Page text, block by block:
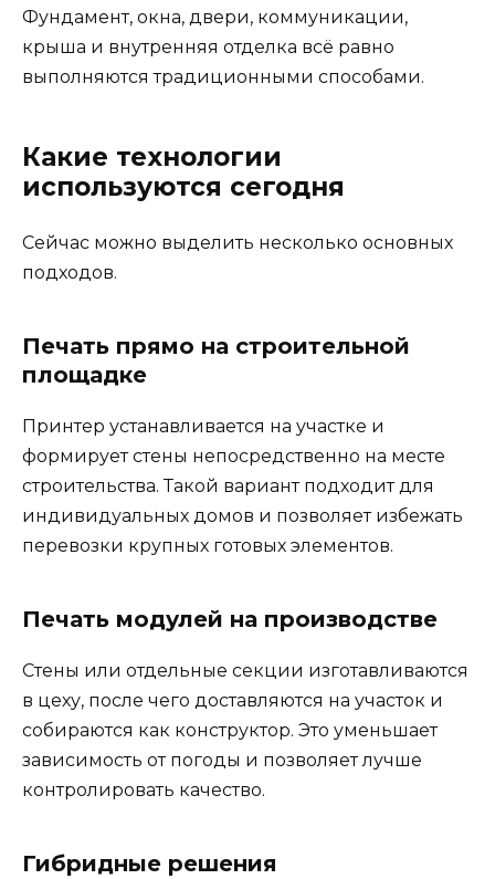
Фундамент, окна, двери, коммуникации,
крыша и внутренняя отделка всё равно
выполняются традиционными способами.
Какие технологии
используются сегодня
Сейчас можно выделить несколько основных
подходов.
Печать прямо на строительной
площадке
Принтер устанавливается на участке и
формирует стены непосредственно на месте
строительства. Такой вариант подходит для
индивидуальных домов и позволяет избежать
перевозки крупных готовых элементов.
Печать модулей на производстве
Стены или отдельные секции изготавливаются
в цеху, после чего доставляются на участок и
собираются как конструктор. Это уменьшает
зависимость от погоды и позволяет лучше
контролировать качество.
Гибридные решения